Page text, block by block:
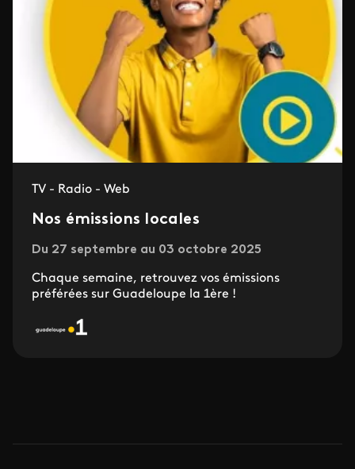
TV - Radio - Web
Nos émissions locales
Du 27 septembre au 03 octobre 2025
Chaque semaine, retrouvez vos émissions
préférées sur Guadeloupe la 1ère !